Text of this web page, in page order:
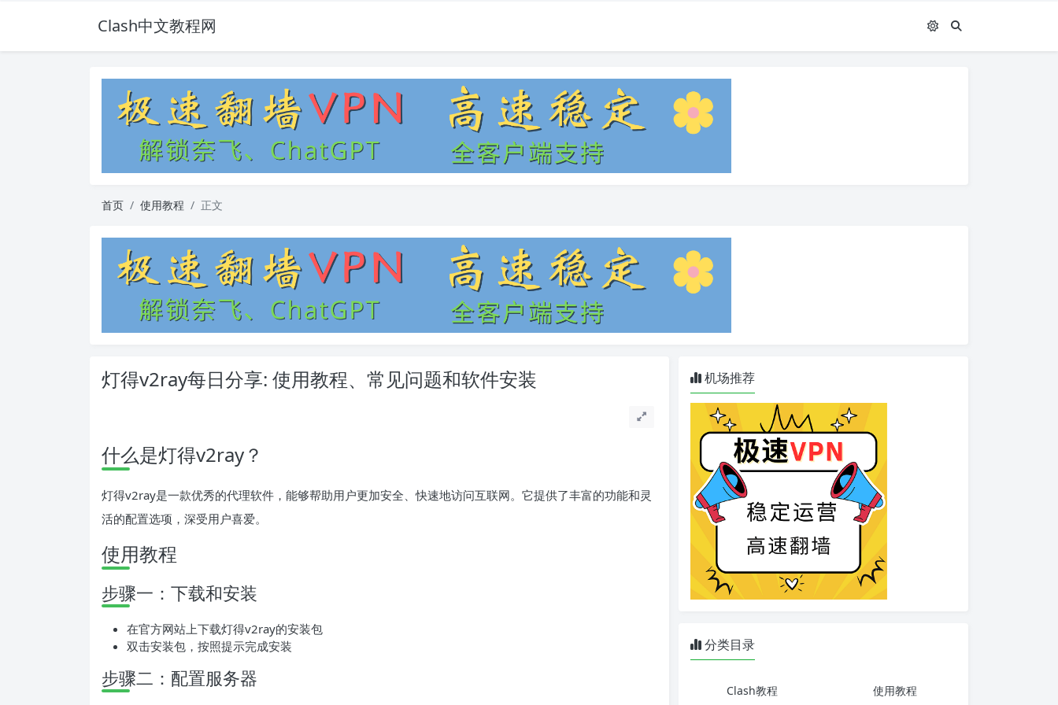
Clash中文教程网
首页 使用教程 正文
灯得v2ray每日分享: 使用教程、常见问题和软件安装
什么是灯得v2ray？
灯得v2ray是一款优秀的代理软件，能够帮助用户更加安全、快速地访问互联网。它提供了丰富的功能和灵
活的配置选项，深受用户喜爱。
使用教程
步骤一：下载和安装
在官方网站上下载灯得v2ray的安装包
双击安装包，按照提示完成安装
步骤二：配置服务器
机场推荐
分类目录
Clash教程 使用教程